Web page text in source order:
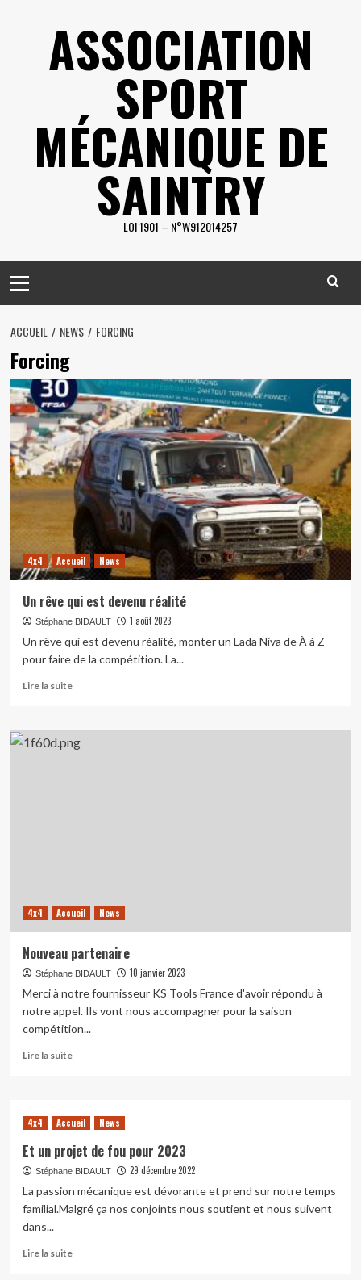
ASSOCIATION
SPORT
MÉCANIQUE DE
SAINTRY
LOI 1901 – N°W912014257
Menu
ACCUEIL NEWS FORCING
Forcing
4x4 Accueil News
Un rêve qui est devenu réalité
Stéphane BIDAULT 1 août 2023
Un rêve qui est devenu réalité, monter un Lada Niva de À à Z
pour faire de la compétition. La...
Lire la suiteEn
sur
Un
4x4 Accueil News
Nouveau partenaire
Stéphane BIDAULT 10 janvier 2023
Merci à notre fournisseur KS Tools France d'avoir répondu à
notre appel. Ils vont nous accompagner pour la saison
compétition...
Lire la suiteEn
Nouveau
partenaire
4x4 Accueil News
Et un projet de fou pour 2023
Stéphane BIDAULT 29 décembre 2022
La passion mécanique est dévorante et prend sur notre temps
familial.Malgré ça nos conjoints nous soutient et nous suivent
dans...
Lire la suiteEn